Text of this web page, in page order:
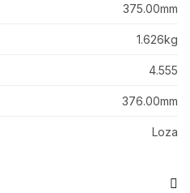
375.00mm
1.626kg
4.555
376.00mm
Loza